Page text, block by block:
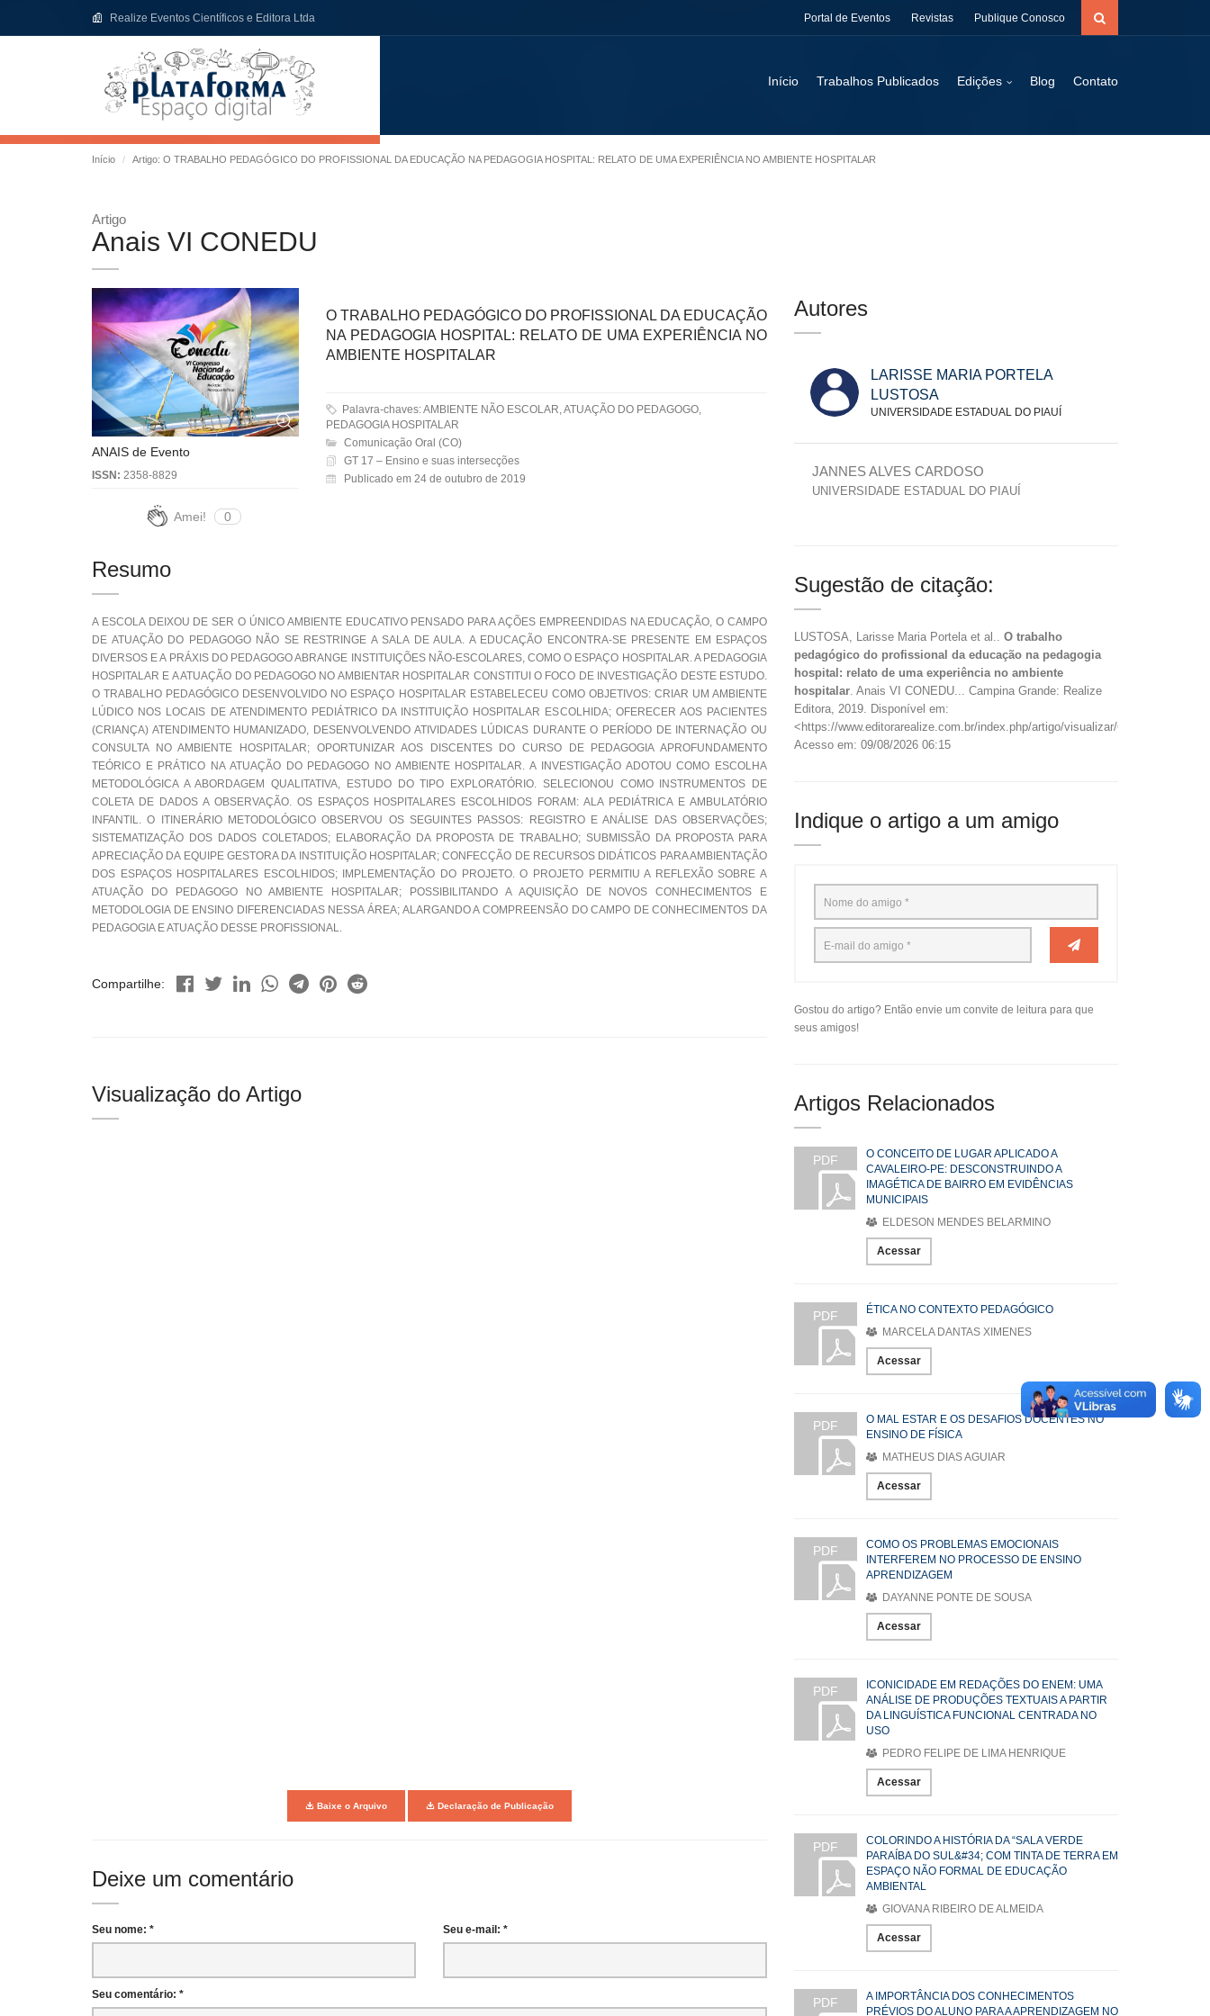
Realize Eventos Científicos e Editora Ltda Portal de Eventos Revistas Publique Conosco
Início Trabalhos Publicados Edições Blog Contato
Início Artigo: O TRABALHO PEDAGÓGICO DO PROFISSIONAL DA EDUCAÇÃO NA PEDAGOGIA HOSPITAL: RELATO DE UMA EXPERIÊNCIA NO AMBIENTE HOSPITALAR
Artigo
Anais VI CONEDU
ANAIS de Evento
ISSN: 2358-8829
Amei! 0
O TRABALHO PEDAGÓGICO DO PROFISSIONAL DA EDUCAÇÃO
NA PEDAGOGIA HOSPITAL: RELATO DE UMA EXPERIÊNCIA NO
AMBIENTE HOSPITALAR
Palavra-chaves: AMBIENTE NÃO ESCOLAR, ATUAÇÃO DO PEDAGOGO,
PEDAGOGIA HOSPITALAR
Comunicação Oral (CO)
GT 17 – Ensino e suas intersecções
Publicado em 24 de outubro de 2019
Resumo
A ESCOLA DEIXOU DE SER O ÚNICO AMBIENTE EDUCATIVO PENSADO PARA AÇÕES EMPREENDIDAS NA EDUCAÇÃO, O CAMPO
DE ATUAÇÃO DO PEDAGOGO NÃO SE RESTRINGE A SALA DE AULA. A EDUCAÇÃO ENCONTRA-SE PRESENTE EM ESPAÇOS
DIVERSOS E A PRÁXIS DO PEDAGOGO ABRANGE INSTITUIÇÕES NÃO-ESCOLARES, COMO O ESPAÇO HOSPITALAR. A PEDAGOGIA
HOSPITALAR E A ATUAÇÃO DO PEDAGOGO NO AMBIENTAR HOSPITALAR CONSTITUI O FOCO DE INVESTIGAÇÃO DESTE ESTUDO.
O TRABALHO PEDAGÓGICO DESENVOLVIDO NO ESPAÇO HOSPITALAR ESTABELECEU COMO OBJETIVOS: CRIAR UM AMBIENTE
LÚDICO NOS LOCAIS DE ATENDIMENTO PEDIÁTRICO DA INSTITUIÇÃO HOSPITALAR ESCOLHIDA; OFERECER AOS PACIENTES
(CRIANÇA) ATENDIMENTO HUMANIZADO, DESENVOLVENDO ATIVIDADES LÚDICAS DURANTE O PERÍODO DE INTERNAÇÃO OU
CONSULTA NO AMBIENTE HOSPITALAR; OPORTUNIZAR AOS DISCENTES DO CURSO DE PEDAGOGIA APROFUNDAMENTO
TEÓRICO E PRÁTICO NA ATUAÇÃO DO PEDAGOGO NO AMBIENTE HOSPITALAR. A INVESTIGAÇÃO ADOTOU COMO ESCOLHA
METODOLÓGICA A ABORDAGEM QUALITATIVA, ESTUDO DO TIPO EXPLORATÓRIO. SELECIONOU COMO INSTRUMENTOS DE
COLETA DE DADOS A OBSERVAÇÃO. OS ESPAÇOS HOSPITALARES ESCOLHIDOS FORAM: ALA PEDIÁTRICA E AMBULATÓRIO
INFANTIL. O ITINERÁRIO METODOLÓGICO OBSERVOU OS SEGUINTES PASSOS: REGISTRO E ANÁLISE DAS OBSERVAÇÕES;
SISTEMATIZAÇÃO DOS DADOS COLETADOS; ELABORAÇÃO DA PROPOSTA DE TRABALHO; SUBMISSÃO DA PROPOSTA PARA
APRECIAÇÃO DA EQUIPE GESTORA DA INSTITUIÇÃO HOSPITALAR; CONFECÇÃO DE RECURSOS DIDÁTICOS PARA AMBIENTAÇÃO
DOS ESPAÇOS HOSPITALARES ESCOLHIDOS; IMPLEMENTAÇÃO DO PROJETO. O PROJETO PERMITIU A REFLEXÃO SOBRE A
ATUAÇÃO DO PEDAGOGO NO AMBIENTE HOSPITALAR; POSSIBILITANDO A AQUISIÇÃO DE NOVOS CONHECIMENTOS E
METODOLOGIA DE ENSINO DIFERENCIADAS NESSA ÁREA; ALARGANDO A COMPREENSÃO DO CAMPO DE CONHECIMENTOS DA
PEDAGOGIA E ATUAÇÃO DESSE PROFISSIONAL.
Compartilhe:
Visualização do Artigo
Baixe o Arquivo Declaração de Publicação
Deixe um comentário
Seu nome: * Seu e-mail: *
Seu comentário: *
Autores
LARISSE MARIA PORTELA
LUSTOSA
UNIVERSIDADE ESTADUAL DO PIAUÍ
JANNES ALVES CARDOSO
UNIVERSIDADE ESTADUAL DO PIAUÍ
Sugestão de citação:
LUSTOSA, Larisse Maria Portela et al.. O trabalho
pedagógico do profissional da educação na pedagogia
hospital: relato de uma experiência no ambiente
hospitalar. Anais VI CONEDU... Campina Grande: Realize
Editora, 2019. Disponível em:
<https://www.editorarealize.com.br/index.php/artigo/visualizar/61675>.
Acesso em: 09/08/2026 06:15
Indique o artigo a um amigo
Gostou do artigo? Então envie um convite de leitura para que
seus amigos!
Artigos Relacionados
PDF
O CONCEITO DE LUGAR APLICADO A
CAVALEIRO-PE: DESCONSTRUINDO A
IMAGÉTICA DE BAIRRO EM EVIDÊNCIAS
MUNICIPAIS
ELDESON MENDES BELARMINO
Acessar
PDF
ÉTICA NO CONTEXTO PEDAGÓGICO
MARCELA DANTAS XIMENES
Acessar
PDF
O MAL ESTAR E OS DESAFIOS DOCENTES NO
ENSINO DE FÍSICA
MATHEUS DIAS AGUIAR
Acessar
PDF
COMO OS PROBLEMAS EMOCIONAIS
INTERFEREM NO PROCESSO DE ENSINO
APRENDIZAGEM
DAYANNE PONTE DE SOUSA
Acessar
PDF
ICONICIDADE EM REDAÇÕES DO ENEM: UMA
ANÁLISE DE PRODUÇÕES TEXTUAIS A PARTIR
DA LINGUÍSTICA FUNCIONAL CENTRADA NO
USO
PEDRO FELIPE DE LIMA HENRIQUE
Acessar
PDF
COLORINDO A HISTÓRIA DA “SALA VERDE
PARAÍBA DO SUL&#34; COM TINTA DE TERRA EM
ESPAÇO NÃO FORMAL DE EDUCAÇÃO
AMBIENTAL
GIOVANA RIBEIRO DE ALMEIDA
Acessar
PDF
A IMPORTÂNCIA DOS CONHECIMENTOS
PRÉVIOS DO ALUNO PARA A APRENDIZAGEM NO